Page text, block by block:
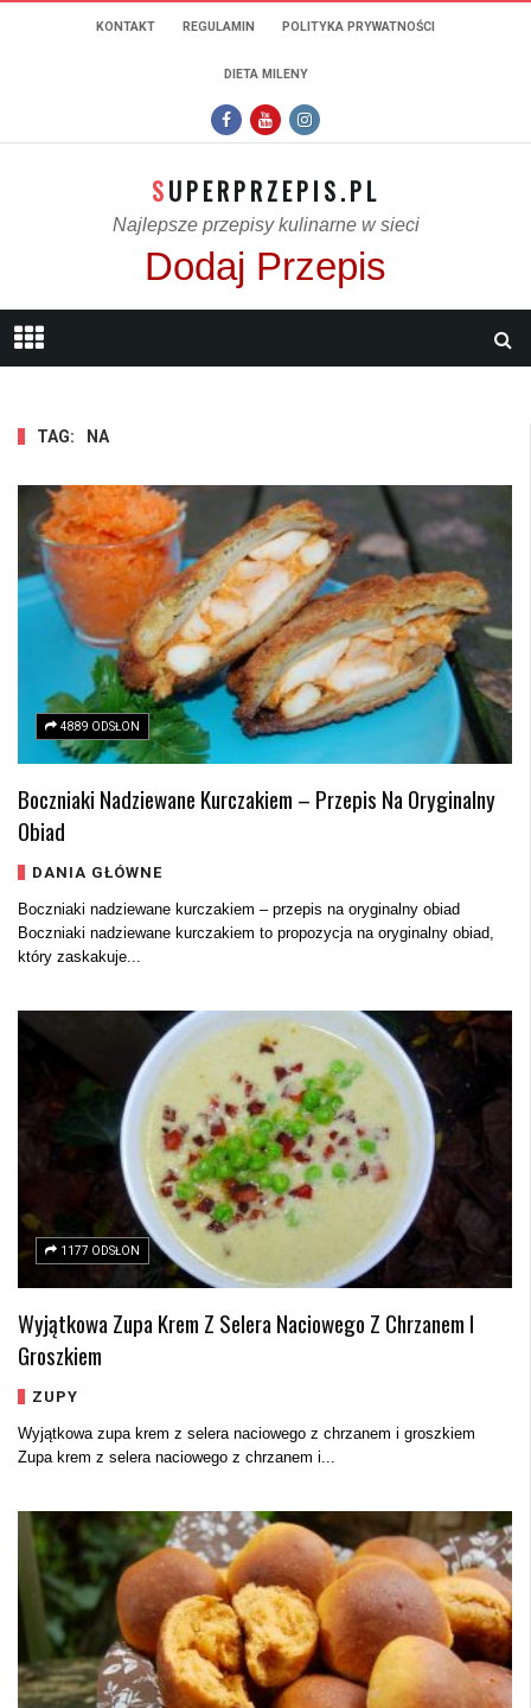
KONTAKT REGULAMIN POLITYKA PRYWATNOŚCI
DIETA MILENY
SUPERPRZEPIS.PL
Najlepsze przepisy kulinarne w sieci
Dodaj Przepis
TAG: NA
4889 ODSŁON
Boczniaki Nadziewane Kurczakiem – Przepis Na Oryginalny
Obiad
DANIA GŁÓWNE
Boczniaki nadziewane kurczakiem – przepis na oryginalny obiad
Boczniaki nadziewane kurczakiem to propozycja na oryginalny obiad,
który zaskakuje...
1177 ODSŁON
Wyjątkowa Zupa Krem Z Selera Naciowego Z Chrzanem I
Groszkiem
ZUPY
Wyjątkowa zupa krem z selera naciowego z chrzanem i groszkiem
Zupa krem z selera naciowego z chrzanem i...